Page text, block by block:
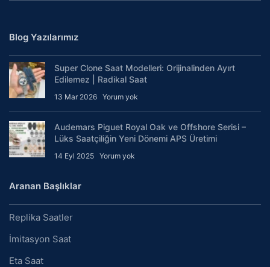
Blog Yazılarımız
Super Clone Saat Modelleri: Orijinalinden Ayırt
Edilemez | Radikal Saat
13 Mar 2026 Yorum yok
Audemars Piguet Royal Oak ve Offshore Serisi –
Lüks Saatçiliğin Yeni Dönemi APS Üretimi
14 Eyl 2025 Yorum yok
Aranan Başlıklar
Replika Saatler
İmitasyon Saat
Eta Saat